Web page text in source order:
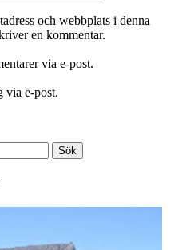
och webbplats i denna
en kommentar.
via e-post.
via e-post.